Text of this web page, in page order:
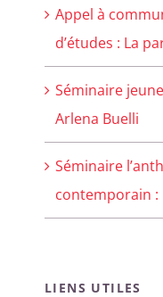
Appel à
d’études : La
Séminaire
Arlena Buelli
Séminaire
contemporain :
LIENS UTILES